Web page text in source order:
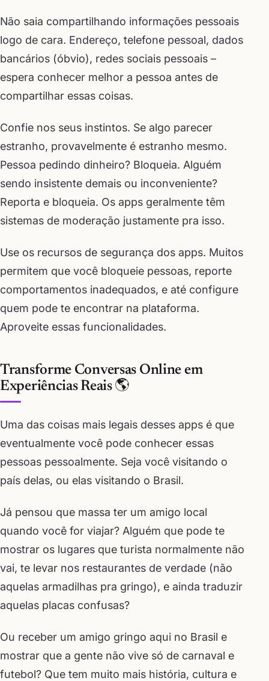
Não saia compartilhando informações pessoais
logo de cara. Endereço, telefone pessoal, dados
bancários (óbvio), redes sociais pessoais –
espera conhecer melhor a pessoa antes de
compartilhar essas coisas.
Confie nos seus instintos. Se algo parecer
estranho, provavelmente é estranho mesmo.
Pessoa pedindo dinheiro? Bloqueia. Alguém
sendo insistente demais ou inconveniente?
Reporta e bloqueia. Os apps geralmente têm
sistemas de moderação justamente pra isso.
Use os recursos de segurança dos apps. Muitos
permitem que você bloqueie pessoas, reporte
comportamentos inadequados, e até configure
quem pode te encontrar na plataforma.
Aproveite essas funcionalidades.
Transforme Conversas Online em
Experiências Reais 🌎
Uma das coisas mais legais desses apps é que
eventualmente você pode conhecer essas
pessoas pessoalmente. Seja você visitando o
país delas, ou elas visitando o Brasil.
Já pensou que massa ter um amigo local
quando você for viajar? Alguém que pode te
mostrar os lugares que turista normalmente não
vai, te levar nos restaurantes de verdade (não
aquelas armadilhas pra gringo), e ainda traduzir
aquelas placas confusas?
Ou receber um amigo gringo aqui no Brasil e
mostrar que a gente não vive só de carnaval e
futebol? Que tem muito mais história, cultura e